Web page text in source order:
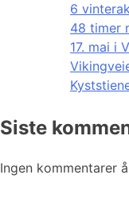
6
48 timer
17. mai i
Siste
Ingen kommentarer